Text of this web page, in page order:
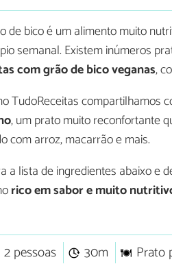
de bico é um alimento muito
semanal. Existem inúmeros
com grão de bico veganas,
TudoReceitas compartilhamos
, um prato muito reconfortante
com arroz, macarrão e mais.
a lista de ingredientes abaixo e
rico em sabor e muito
2 pessoas 30m Prato